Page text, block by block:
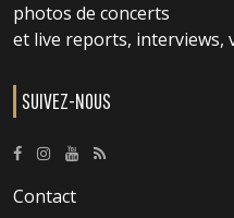
photos de concerts
et live reports, interviews,
SUIVEZ-NOUS
Contact